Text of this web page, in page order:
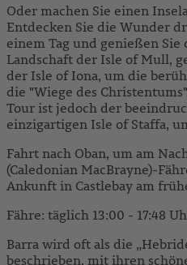
Oder machen Sie einen
Entdecken Sie die Wunder
einem Tag und genießen
Landschaft der Isle of Mull,
der Isle of Iona, um die
die "Wiege des
Tour ist jedoch der
einzigartigen Isle of Staffa,
Fahrt nach Oban, um am
(Caledonian MacBrayne)-
Ankunft in Castlebay am
Fähre: täglich 13:00 - 17:48
Barra wird oft als die
beschrieben, mit ihren